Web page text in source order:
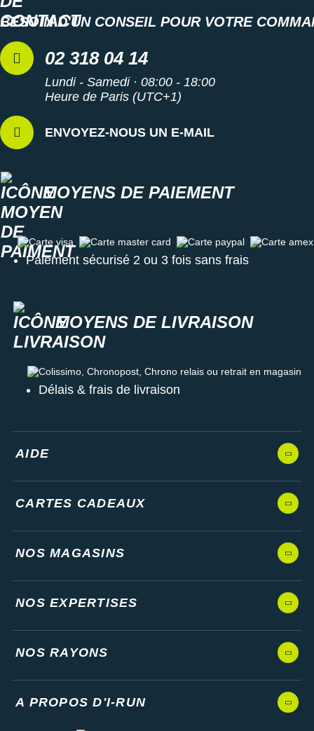
BESOIN D'UN CONSEIL POUR VOTRE
02 318 04 14
Lundi - Samedi · 08:00 - 18:00
Heure de Paris (UTC+1)
ENVOYEZ-NOUS UN E-MAIL
MOYENS DE PAIEMENT
Carte visa Carte master card Carte paypal Carte amex
Paiement sécurisé 2 ou 3 fois sans frais
MOYENS DE LIVRAISON
Colissimo, Chronopost, Chrono relais ou retrait en magasin
Délais & frais de livraison
AIDE
CARTES CADEAUX
NOS MAGASINS
NOS EXPERTISES
NOS RAYONS
A PROPOS D'I-RUN